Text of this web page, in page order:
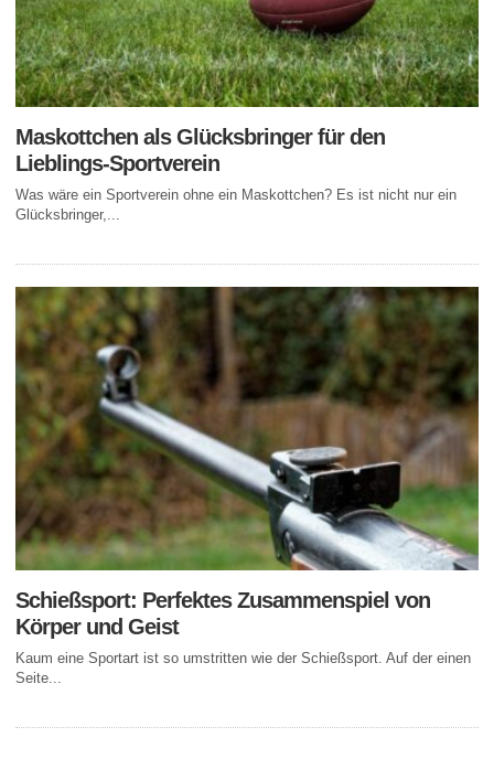
Maskottchen als Glücksbringer für den
Lieblings-Sportverein
Was wäre ein Sportverein ohne ein Maskottchen? Es ist nicht nur ein
Glücksbringer,...
Schießsport: Perfektes Zusammenspiel von
Körper und Geist
Kaum eine Sportart ist so umstritten wie der Schießsport. Auf der einen
Seite...